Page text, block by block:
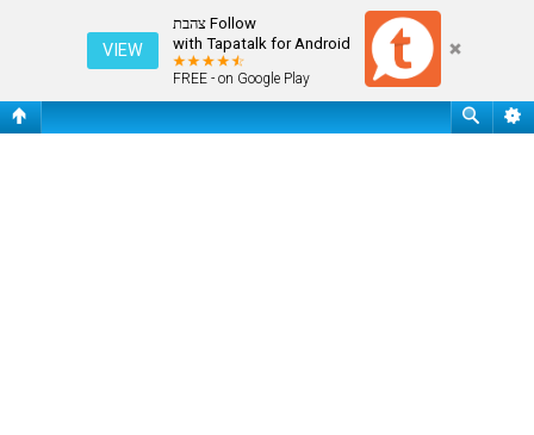
Follow צהבת
with Tapatalk for Android
FREE - on Google Play
VIEW
פורומים